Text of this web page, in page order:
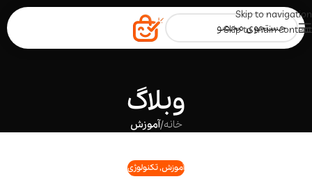
Skip to navigation
Skip to main content
وبلاگ
خانه/آموزش
آموزش,تکنولوژی